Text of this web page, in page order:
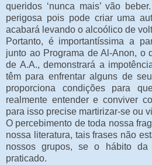
queridos ‘nunca mais’ vão
perigosa pois pode criar uma
acabará levando o alcoólico de
Portanto, é importantíssima a
junto ao Programa de Al-Anon, o
de A.A., demonstrará a
têm para enfrentar alguns de
proporciona condições para
realmente entender e conviver
para isso precise martirizar-se ou
O percebimento de toda nossa
nossa literatura, tais frases não
nossos grupos, se o hábito da
praticado.